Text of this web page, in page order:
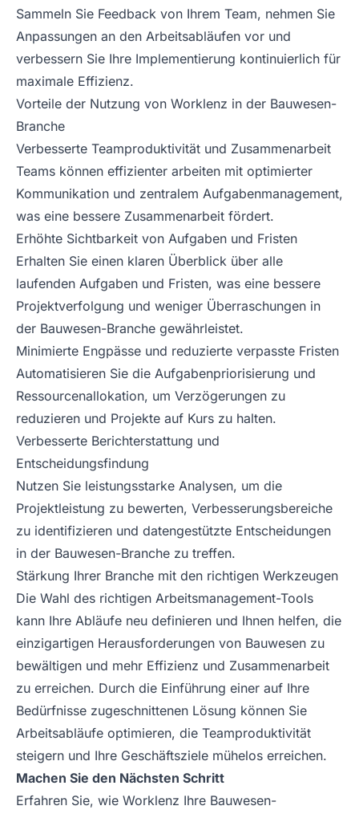
Sammeln Sie Feedback von Ihrem Team, nehmen Sie
Anpassungen an den Arbeitsabläufen vor und
verbessern Sie Ihre Implementierung kontinuierlich für
maximale Effizienz.
Vorteile der Nutzung von Worklenz in der Bauwesen-
Branche
Verbesserte Teamproduktivität und Zusammenarbeit
Teams können effizienter arbeiten mit optimierter
Kommunikation und zentralem Aufgabenmanagement,
was eine bessere Zusammenarbeit fördert.
Erhöhte Sichtbarkeit von Aufgaben und Fristen
Erhalten Sie einen klaren Überblick über alle
laufenden Aufgaben und Fristen, was eine bessere
Projektverfolgung und weniger Überraschungen in
der Bauwesen-Branche gewährleistet.
Minimierte Engpässe und reduzierte verpasste Fristen
Automatisieren Sie die Aufgabenpriorisierung und
Ressourcenallokation, um Verzögerungen zu
reduzieren und Projekte auf Kurs zu halten.
Verbesserte Berichterstattung und
Entscheidungsfindung
Nutzen Sie leistungsstarke Analysen, um die
Projektleistung zu bewerten, Verbesserungsbereiche
zu identifizieren und datengestützte Entscheidungen
in der Bauwesen-Branche zu treffen.
Stärkung Ihrer Branche mit den richtigen Werkzeugen
Die Wahl des richtigen Arbeitsmanagement-Tools
kann Ihre Abläufe neu definieren und Ihnen helfen, die
einzigartigen Herausforderungen von Bauwesen zu
bewältigen und mehr Effizienz und Zusammenarbeit
zu erreichen. Durch die Einführung einer auf Ihre
Bedürfnisse zugeschnittenen Lösung können Sie
Arbeitsabläufe optimieren, die Teamproduktivität
steigern und Ihre Geschäftsziele mühelos erreichen.
Machen Sie den Nächsten Schritt
Erfahren Sie, wie Worklenz Ihre Bauwesen-